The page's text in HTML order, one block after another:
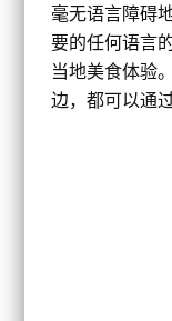
毫无语言障碍
要的任何语言
当地美食体验
边，都可以通